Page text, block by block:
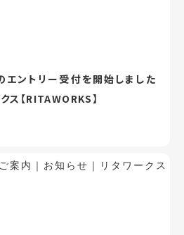
ントリー受付を開始しました
ス【RITAWORKS】